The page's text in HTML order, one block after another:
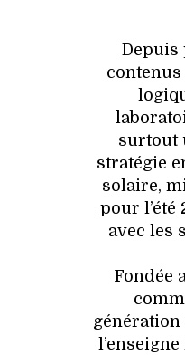
Depuis
surtout
stratégie
solaire,
pour
avec les
Fondée
génération